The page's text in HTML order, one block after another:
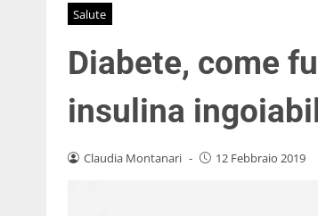
Salute
Diabete, come
insulina
Claudia Montanari - 12 Febbraio 2019